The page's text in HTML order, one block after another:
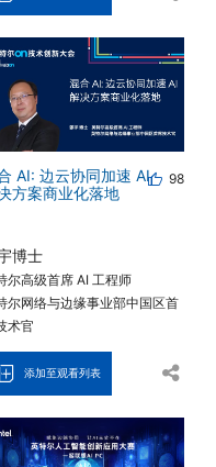
98
AI: 边云协同加速 AI
方案商业化落地
博士
尔高级首席 AI 工程师
尔网络与边缘事业部中国区首
术官
添加至观看列表